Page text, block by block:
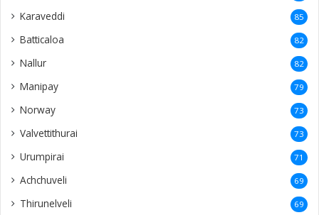
Karaveddi 85
Batticaloa 82
Nallur 82
Manipay 79
Norway 73
Valvettithurai 73
Urumpirai 71
Achchuveli 69
Thirunelveli 69